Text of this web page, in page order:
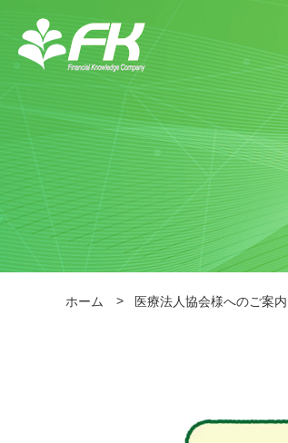
ホーム 医療法人協会様へのご案内